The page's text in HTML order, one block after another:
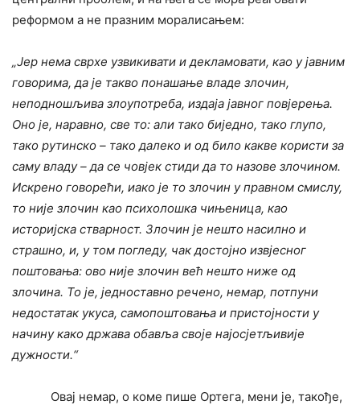
реформом а не празним моралисањем:
„Јер нема сврхе узвикивати и декламовати, као у јавним
говорима, да је такво понашање владе злочин,
неподношљива злоупотреба, издаја јавног повјерења.
Оно је, наравно, све то: али тако биједно, тако глупо,
тако рутинско – тако далеко и од било какве користи за
саму владу – да се човјек стиди да то назове злочином.
Искрено говорећи, иако је то злочин у правном смислу,
то није злочин као психолошка чињеница, као
историјска стварност. Злочин је нешто насилно и
страшно, и, у том погледу, чак достојно извјесног
поштовања: ово није злочин већ нешто ниже од
злочина. То је, једноставно речено, немар, потпуни
недостатак укуса, самопоштовања и пристојности у
начину како држава обавља своје најосјетљивије
дужности.“
Овај немар, о коме пише Ортега, мени је, такође,